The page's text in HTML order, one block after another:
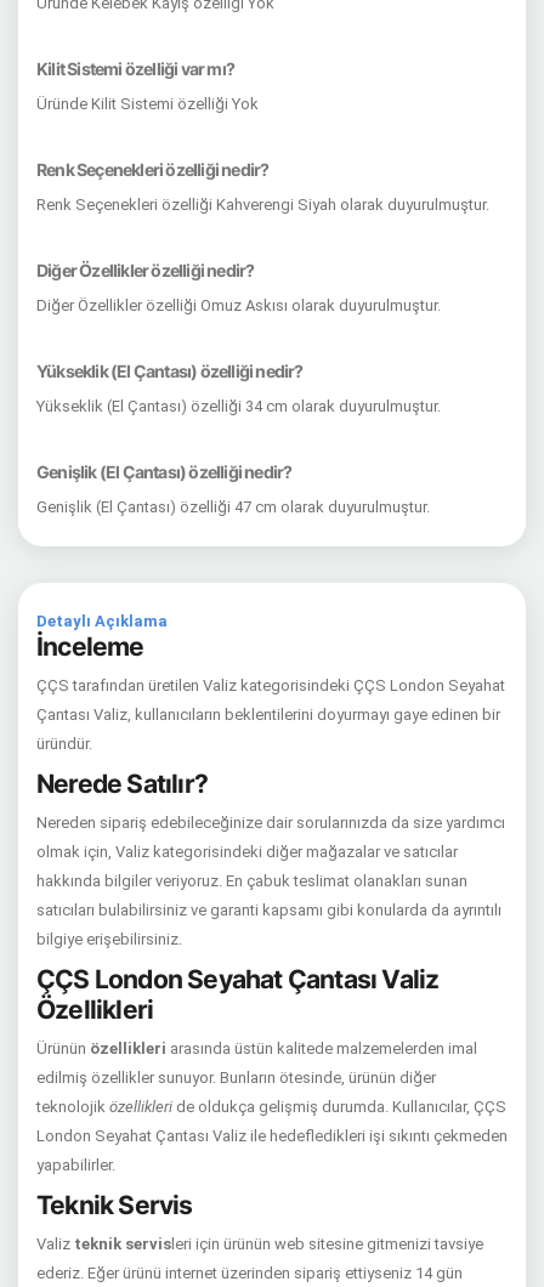
Kilit Sistemi özelliği var mı?
Üründe Kilit Sistemi özelliği Yok
Renk Seçenekleri özelliği nedir?
Renk Seçenekleri özelliği Kahverengi Siyah olarak duyurulmuştur.
Diğer Özellikler özelliği nedir?
Diğer Özellikler özelliği Omuz Askısı olarak duyurulmuştur.
Yükseklik (El Çantası) özelliği nedir?
Yükseklik (El Çantası) özelliği 34 cm olarak duyurulmuştur.
Genişlik (El Çantası) özelliği nedir?
Genişlik (El Çantası) özelliği 47 cm olarak duyurulmuştur.
Detaylı Açıklama
İnceleme
ÇÇS tarafından üretilen Valiz kategorisindeki ÇÇS London Seyahat
Çantası Valiz, kullanıcıların beklentilerini doyurmayı gaye edinen bir
üründür.
Nerede Satılır?
Nereden sipariş edebileceğinize dair sorularınızda da size yardımcı
olmak için, Valiz kategorisindeki diğer mağazalar ve satıcılar
hakkında bilgiler veriyoruz. En çabuk teslimat olanakları sunan
satıcıları bulabilirsiniz ve garanti kapsamı gibi konularda da ayrıntılı
bilgiye erişebilirsiniz.
ÇÇS London Seyahat Çantası Valiz
Özellikleri
Ürünün özellikleri arasında üstün kalitede malzemelerden imal
edilmiş özellikler sunuyor. Bunların ötesinde, ürünün diğer
teknolojik özellikleri de oldukça gelişmiş durumda. Kullanıcılar, ÇÇS
London Seyahat Çantası Valiz ile hedefledikleri işi sıkıntı çekmeden
yapabilirler.
Teknik Servis
Valiz teknik servis leri için ürünün web sitesine gitmenizi tavsiye
ederiz. Eğer ürünü internet üzerinden sipariş ettiyseniz 14 gün